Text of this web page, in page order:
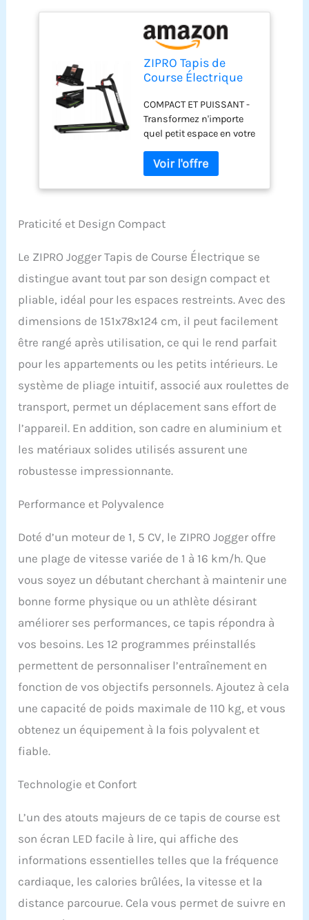
ZIPRO Tapis de
Course Électrique
78 x124cm Noir
120kg
COMPACT ET PUISSANT -
Transformez n'importe
quel petit espace en votre
personnel avec le ZIPRO
JOGGER. Son design
compact (151 x 78 x 124
pliable s'intègrent
n'importe quelle pièce,
offrant une solution
d'entraînement efficace.
Dépliez simplement,
branchez et commencez
à courir ! PROGRAMMES
D'ENTRAÎNEMENT
AVANCÉS - Améliorez
votre forme physique
avec 12 programmes
d'entraînement
automatiques et des
vitesses allant de 1 à 16
une promenade
tranquille ou une course
besoins, vous aidant à
fitness plus rapidement.
Le moteur de 1,5 CV
fonctionnement
silencieux, idéal pour une
FONCTIONNALITÉS DE
SUIVI COMPLÈTES -
l'écran LED qui affiche la
vitesse, le temps, la
brûlées et la masse
graisseuse. Les capteurs
des séances efficaces.
cardiaque et ajustez
votre entraînement pour
parfait entre effort et
récupération. PRATIQUE
Praticité et Design Compact
Le ZIPRO Jogger Tapis de Course Électrique se
distingue avant tout par son design compact et
pliable, idéal pour les espaces restreints. Avec des
dimensions de 151x78x124 cm, il peut facilement
être rangé après utilisation, ce qui le rend parfait
pour les appartements ou les petits intérieurs. Le
système de pliage intuitif, associé aux roulettes de
transport, permet un déplacement sans effort de
l’appareil. En addition, son cadre en aluminium et
les matériaux solides utilisés assurent une
robustesse impressionnante.
Performance et Polyvalence
Doté d’un moteur de 1, 5 CV, le ZIPRO Jogger offre
une plage de vitesse variée de 1 à 16 km/h. Que
vous soyez un débutant cherchant à maintenir une
bonne forme physique ou un athlète désirant
améliorer ses performances, ce tapis répondra à
vos besoins. Les 12 programmes préinstallés
permettent de personnaliser l’entraînement en
fonction de vos objectifs personnels. Ajoutez à cela
une capacité de poids maximale de 110 kg, et vous
obtenez un équipement à la fois polyvalent et
fiable.
Technologie et Confort
L’un des atouts majeurs de ce tapis de course est
son écran LED facile à lire, qui affiche des
informations essentielles telles que la fréquence
cardiaque, les calories brûlées, la vitesse et la
distance parcourue. Cela vous permet de suivre en